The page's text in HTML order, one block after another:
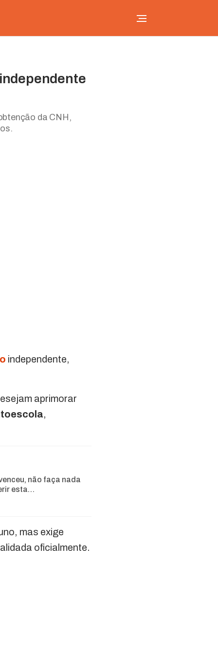
da CNH,
independente,
aprimorar
,
não faça nada
esta…
mas exige
oficialmente.